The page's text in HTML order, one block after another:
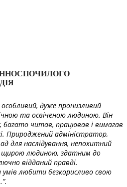
дуже пронизливий
та освіченою людиною. Він
багато читав, працював і вимагав
Природжений адміністратор,
для наслідування, непохитний
щирою людиною, здатним до
відданий правді.
умів любити безкорисливо свою